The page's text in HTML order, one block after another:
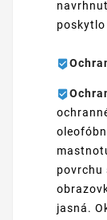
povrchu
jasná.